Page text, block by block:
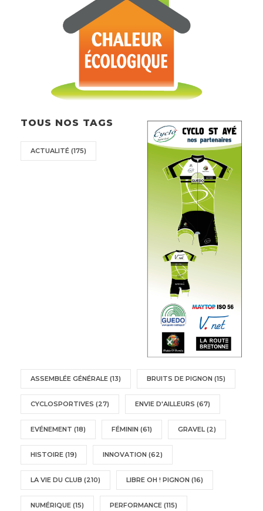
TOUS NOS TAGS
ACTUALITÉ (175)
ASSEMBLÉE GÉNÉRALE (13) BRUITS DE PIGNON (15)
CYCLOSPORTIVES (27) ENVIE D'AILLEURS (67)
EVÉNEMENT (18) FÉMININ (61) GRAVEL (2)
HISTOIRE (19) INNOVATION (62)
LA VIE DU CLUB (210) LIBRE OH ! PIGNON (16)
NUMÉRIQUE (15) PERFORMANCE (115)